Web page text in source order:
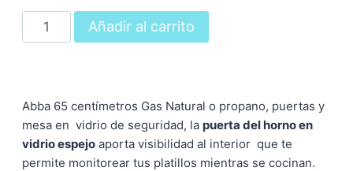
Añadir al carrito
Abba 65 centímetros Gas Natural o propano, puertas y
mesa en vidrio de seguridad, la puerta del horno en
vidrio espejo aporta visibilidad al interior que te
permite monitorear tus platillos mientras se cocinan.